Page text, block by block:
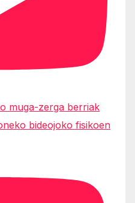
muga-zerga berriak
bideojoko fisikoen